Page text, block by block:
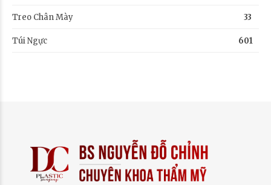
Treo Chân Mày 33
Túi Ngực 601